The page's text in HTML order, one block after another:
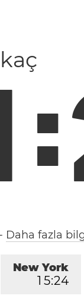
:
- Daha fazla
New York
1 5:24